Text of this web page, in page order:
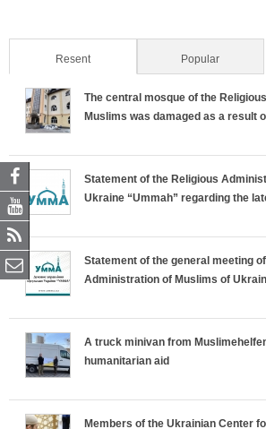
.
d
o
c
x
.
e
p
u
b
f
b
2
Resent(active tab) Popular
The central mosque of the
Muslims was damaged as a result
Statement of the Religious
Ukraine “Ummah” regarding the
Statement of the general meeting
Administration of Muslims of
A truck minivan from
humanitarian aid
Members of the Ukrainian Center